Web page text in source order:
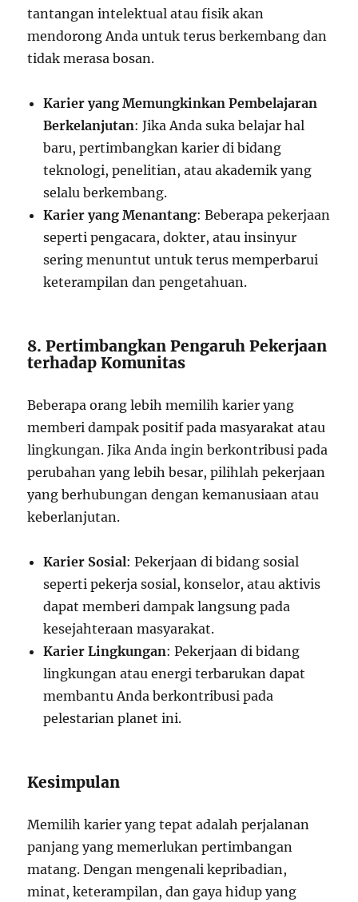
tantangan intelektual atau fisik akan
mendorong Anda untuk terus berkembang dan
tidak merasa bosan.
Karier yang Memungkinkan Pembelajaran
Berkelanjutan: Jika Anda suka belajar hal
baru, pertimbangkan karier di bidang
teknologi, penelitian, atau akademik yang
selalu berkembang.
Karier yang Menantang: Beberapa pekerjaan
seperti pengacara, dokter, atau insinyur
sering menuntut untuk terus memperbarui
keterampilan dan pengetahuan.
8. Pertimbangkan Pengaruh Pekerjaan
terhadap Komunitas
Beberapa orang lebih memilih karier yang
memberi dampak positif pada masyarakat atau
lingkungan. Jika Anda ingin berkontribusi pada
perubahan yang lebih besar, pilihlah pekerjaan
yang berhubungan dengan kemanusiaan atau
keberlanjutan.
Karier Sosial: Pekerjaan di bidang sosial
seperti pekerja sosial, konselor, atau aktivis
dapat memberi dampak langsung pada
kesejahteraan masyarakat.
Karier Lingkungan: Pekerjaan di bidang
lingkungan atau energi terbarukan dapat
membantu Anda berkontribusi pada
pelestarian planet ini.
Kesimpulan
Memilih karier yang tepat adalah perjalanan
panjang yang memerlukan pertimbangan
matang. Dengan mengenali kepribadian,
minat, keterampilan, dan gaya hidup yang